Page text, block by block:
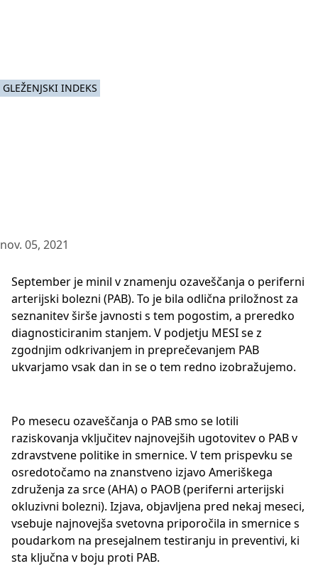
GLEŽENJSKI INDEKS
nov. 05, 2021
September je minil v znamenju ozaveščanja o periferni
arterijski bolezni (PAB). To je bila odlična priložnost za
seznanitev širše javnosti s tem pogostim, a preredko
diagnosticiranim stanjem. V podjetju MESI se z
zgodnjim odkrivanjem in preprečevanjem PAB
ukvarjamo vsak dan in se o tem redno izobražujemo.
Po mesecu ozaveščanja o PAB smo se lotili
raziskovanja vključitev najnovejših ugotovitev o PAB v
zdravstvene politike in smernice. V tem prispevku se
osredotočamo na znanstveno izjavo Ameriškega
združenja za srce (AHA) o PAOB (periferni arterijski
okluzivni bolezni). Izjava, objavljena pred nekaj meseci,
vsebuje najnovejša svetovna priporočila in smernice s
poudarkom na presejalnem testiranju in preventivi, ki
sta ključna v boju proti PAB.